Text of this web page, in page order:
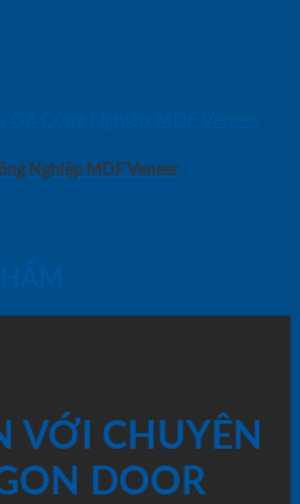
Nghiệp MDF Veneer
VỚI CHUYÊN
DOOR